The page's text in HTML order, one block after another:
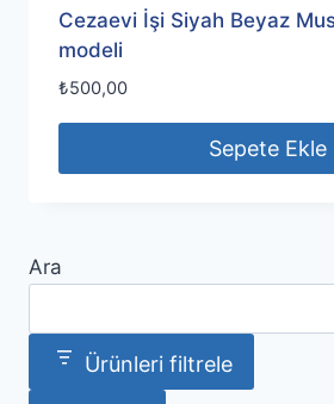
Cezaevi İşi Siyah Beyaz
modeli
₺500,00
Sepete Ekle
Ara
Ürünleri filtrele